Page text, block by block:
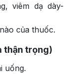
viêm dạ dày-
của thuốc.
thận trọng)
uống.